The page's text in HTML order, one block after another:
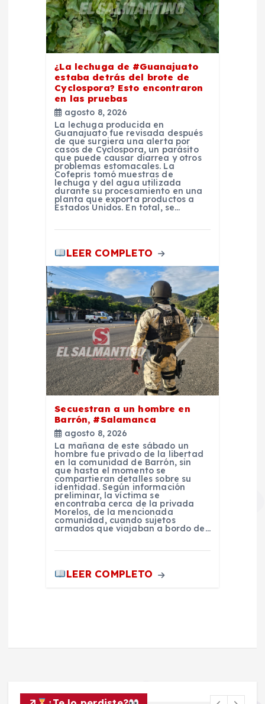
¿La lechuga de #Guanajuato
estaba detrás del brote de
Cyclospora? Esto encontraron
en las pruebas
agosto 8, 2026
La lechuga producida en
Guanajuato fue revisada después
de que surgiera una alerta por
casos de Cyclospora, un parásito
que puede causar diarrea y otros
problemas estomacales. La
Cofepris tomó muestras de
lechuga y del agua utilizada
durante su procesamiento en una
planta que exporta productos a
Estados Unidos. En total, se…
LEER COMPLETO
Secuestran a un hombre en
Barrón, #Salamanca
agosto 8, 2026
La mañana de este sábado un
hombre fue privado de la libertad
en la comunidad de Barrón, sin
que hasta el momento se
compartieran detalles sobre su
identidad. Según información
preliminar, la víctima se
encontraba cerca de la privada
Morelos, de la mencionada
comunidad, cuando sujetos
armados que viajaban a bordo de…
LEER COMPLETO